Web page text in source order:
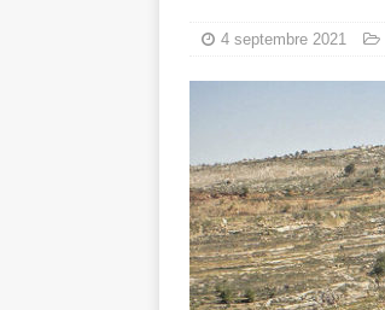
4 septembre 2021